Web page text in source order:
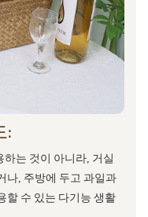
:
는 것이 아니라, 거실
나, 주방에 두고 과일과
할 수 있는 다기능 생활